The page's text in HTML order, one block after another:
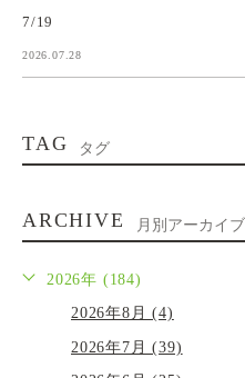
7/19
2026.07.28
TAG タグ
ARCHIVE 月別アーカイブ
2026年 (184)
2026年8月 (4)
2026年7月 (39)